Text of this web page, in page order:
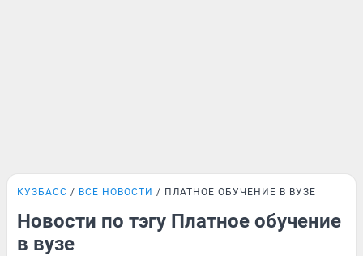
КУЗБАСС ВСЕ НОВОСТИ ПЛАТНОЕ ОБУЧЕНИЕ В ВУЗЕ
Новости по тэгу Платное обучение
в вузе